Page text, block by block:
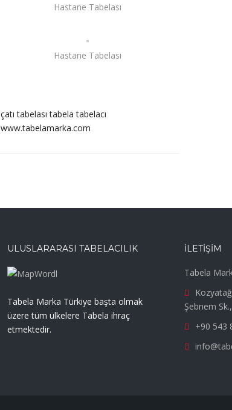
Hastane Tabelası
Hastane Tabelası
çatı tabelası tabela tabelacı
www.tabelamarka.com
ULUSLARARASI TABELACILIK
Tabela Marka Türkiye başta olmak
üzere tüm ülkelere Tabela ihraç
etmektedir.
İLETIŞIM
Tabela
Şebnem
+90 543